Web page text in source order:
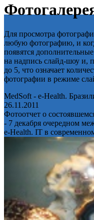
Для просмотра
любую фотографию, и
появятся
на надпись слайд-шоу и,
до 5, что означает
фотографии в режиме
MedSoft - e-Health.
26.11.2011
Фотоотчет о
- 7 декабря очередном
e-Health. IT в